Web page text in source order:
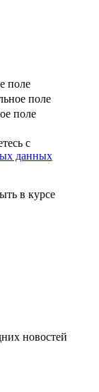
поле
поле
поле
с
данных
в курсе
новостей